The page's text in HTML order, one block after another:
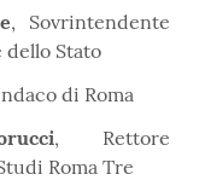
, Sovrintendente
dello Stato
di Roma
, Rettore
Roma Tre